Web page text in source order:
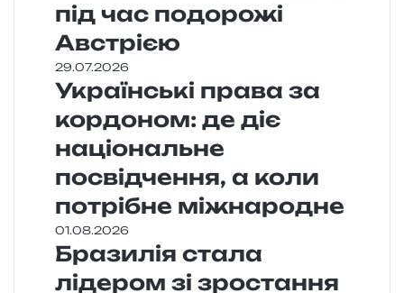
під час подорожі
Австрією
29.07.2026
Українські права за
кордоном: де діє
національне
посвідчення, а коли
потрібне міжнародне
01.08.2026
Бразилія стала
лідером зі зростання